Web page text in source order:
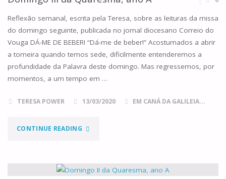
Reflexão semanal, escrita pela Teresa, sobre as leituras da missa
do domingo seguinte, publicada no jornal diocesano Correio do
Vouga DÁ-ME DE BEBER! “Dá-me de beber!” Acostumados a abrir
a torneira quando temos sede, dificilmente entenderemos a
profundidade da Palavra deste domingo. Mas regressemos, por
momentos, a um tempo em …
TERESA POWER 13/03/2020 EM CANÁ DA GALILEIA...
CONTINUE READING"DOMINGO
DA